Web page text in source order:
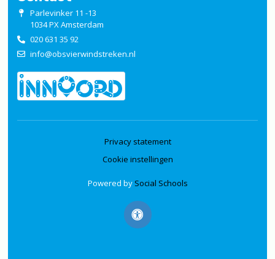
Parlevinker 11 -13
1034 PX Amsterdam
020 631 35 92
info@obsvierwindstreken.nl
Privacy statement
Cookie instellingen
Powered by Social Schools